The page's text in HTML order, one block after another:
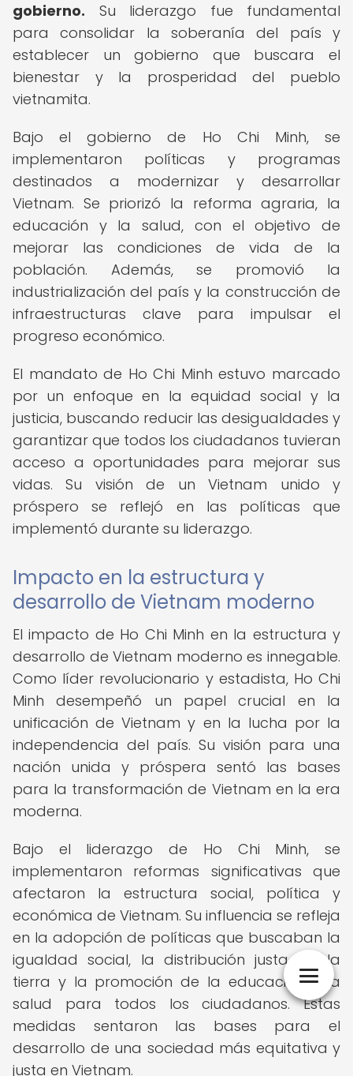
gobierno. Su liderazgo fue fundamental
para consolidar la soberanía del país y
establecer un gobierno que buscara el
bienestar y la prosperidad del pueblo
vietnamita.
Bajo el gobierno de Ho Chi Minh, se
implementaron políticas y programas
destinados a modernizar y desarrollar
Vietnam. Se priorizó la reforma agraria, la
educación y la salud, con el objetivo de
mejorar las condiciones de vida de la
población. Además, se promovió la
industrialización del país y la construcción de
infraestructuras clave para impulsar el
progreso económico.
El mandato de Ho Chi Minh estuvo marcado
por un enfoque en la equidad social y la
justicia, buscando reducir las desigualdades y
garantizar que todos los ciudadanos tuvieran
acceso a oportunidades para mejorar sus
vidas. Su visión de un Vietnam unido y
próspero se reflejó en las políticas que
implementó durante su liderazgo.
Impacto en la estructura y
desarrollo de Vietnam moderno
El impacto de Ho Chi Minh en la estructura y
desarrollo de Vietnam moderno es innegable.
Como líder revolucionario y estadista, Ho Chi
Minh desempeñó un papel crucial en la
unificación de Vietnam y en la lucha por la
independencia del país. Su visión para una
nación unida y próspera sentó las bases
para la transformación de Vietnam en la era
moderna.
Bajo el liderazgo de Ho Chi Minh, se
implementaron reformas significativas que
afectaron la estructura social, política y
económica de Vietnam. Su influencia se refleja
en la adopción de políticas que buscaban la
igualdad social, la distribución justa de la
tierra y la promoción de la educación y la
salud para todos los ciudadanos. Estas
medidas sentaron las bases para el
desarrollo de una sociedad más equitativa y
justa en Vietnam.